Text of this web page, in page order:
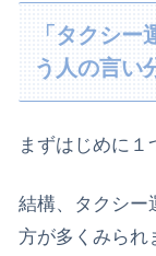
「タクシ
う人の言い
まずはじめに１
結構、タクシー
方が多くみられ